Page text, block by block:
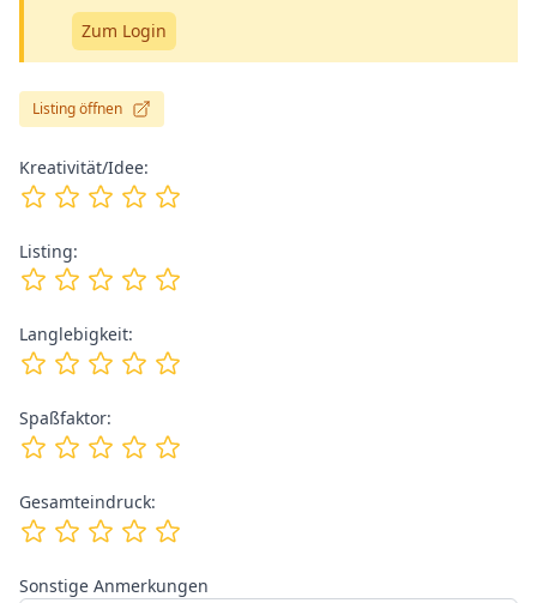
Zum Login
Listing öffnen
Kreativität/Idee:
Listing:
Langlebigkeit:
Spaßfaktor:
Gesamteindruck:
Sonstige Anmerkungen